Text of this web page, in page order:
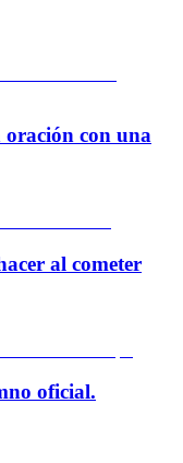
con una
al cometer
oficial.